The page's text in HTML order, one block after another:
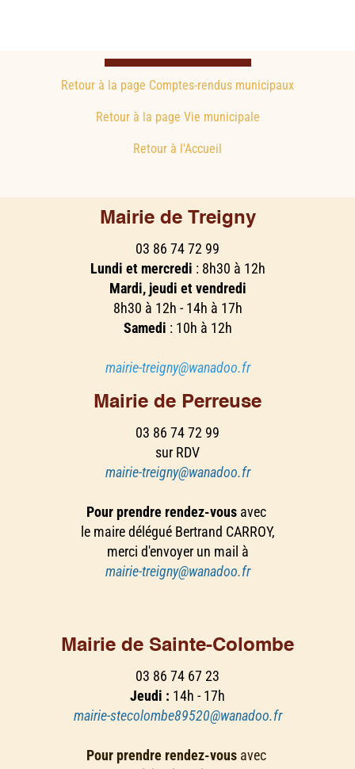
Retour à la page Comptes-rendus municipaux
Retour à la page Vie municipale
Retour à l'Accueil
Mairie de Treigny
03 86 74 72 99
Lundi et mercredi : 8h30 à 12h
Mardi, jeudi et vendredi
8h30 à 12h - 14h à 17h
Samedi : 10h à 12h
mairie-treigny@wanadoo.fr
Mairie de Perreuse
03 86 74 72 99
sur RDV
mairie-treigny@wanadoo.fr
Pour prendre rendez-vous avec
le maire délégué Bertrand CARROY,
merci d'envoyer un mail à
mairie-treigny@wanadoo.fr
Mairie de Sainte-Colombe
03 86 74 67 23
Jeudi : 14h - 17h
mairie-stecolombe89520@wanadoo.fr
Pour prendre rendez-vous avec